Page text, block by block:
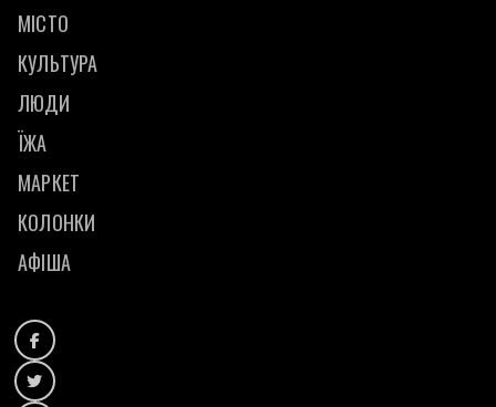
МІСТО
КУЛЬТУРА
ЛЮДИ
ЇЖА
МАРКЕТ
КОЛОНКИ
АФІША